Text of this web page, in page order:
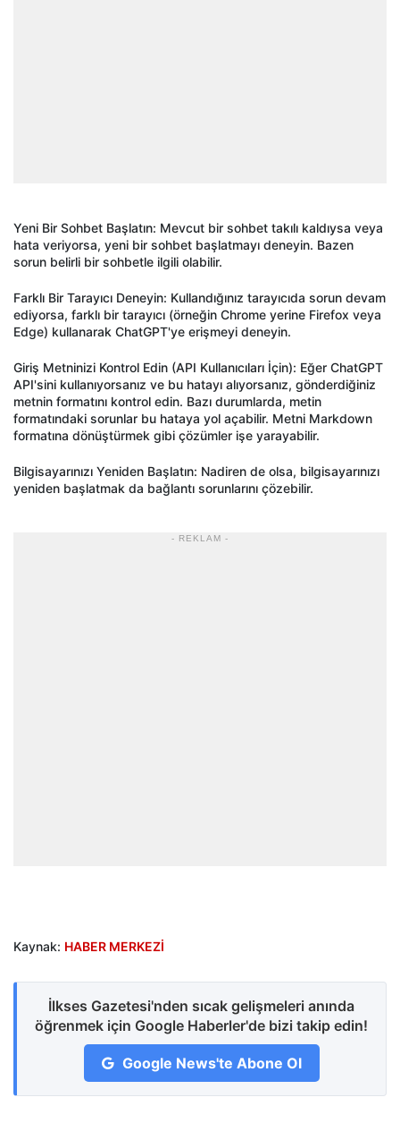
Yeni Bir Sohbet Başlatın: Mevcut bir sohbet takılı kaldıysa veya
hata veriyorsa, yeni bir sohbet başlatmayı deneyin. Bazen
sorun belirli bir sohbetle ilgili olabilir.
Farklı Bir Tarayıcı Deneyin: Kullandığınız tarayıcıda sorun devam
ediyorsa, farklı bir tarayıcı (örneğin Chrome yerine Firefox veya
Edge) kullanarak ChatGPT'ye erişmeyi deneyin.
Giriş Metninizi Kontrol Edin (API Kullanıcıları İçin): Eğer ChatGPT
API'sini kullanıyorsanız ve bu hatayı alıyorsanız, gönderdiğiniz
metnin formatını kontrol edin. Bazı durumlarda, metin
formatındaki sorunlar bu hataya yol açabilir. Metni Markdown
formatına dönüştürmek gibi çözümler işe yarayabilir.
Bilgisayarınızı Yeniden Başlatın: Nadiren de olsa, bilgisayarınızı
yeniden başlatmak da bağlantı sorunlarını çözebilir.
- REKLAM -
Kaynak: HABER MERKEZİ
İlkses Gazetesi'nden sıcak gelişmeleri anında
öğrenmek için Google Haberler'de bizi takip edin!
Google News'te Abone Ol